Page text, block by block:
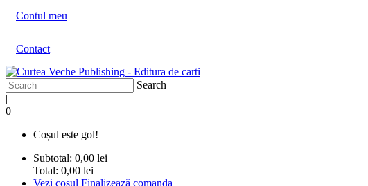
Contul meu
Contact
Search
|
0
Coșul este gol!
Subtotal: 0,00 lei
Total: 0,00 lei
Vezi coșul Finalizează comanda